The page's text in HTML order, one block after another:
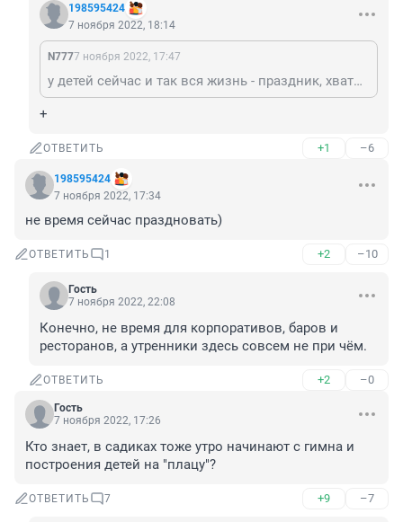
198595424
7 ноября 2022, 18:14
N7777 ноября 2022, 17:47
у детей сейчас и так вся жизнь - праздник, хватит уже не до праздников сейчас
+
ОТВЕТИТЬ +1 –6
198595424
7 ноября 2022, 17:34
не время сейчас праздновать)
ОТВЕТИТЬ 1 +2 –10
Гость
7 ноября 2022, 22:08
Конечно, не время для корпоративов, баров и
ресторанов, а утренники здесь совсем не при чём.
ОТВЕТИТЬ +2 –0
Гость
7 ноября 2022, 17:26
Кто знает, в садиках тоже утро начинают с гимна и
построения детей на "плацу"?
ОТВЕТИТЬ 7 +9 –7